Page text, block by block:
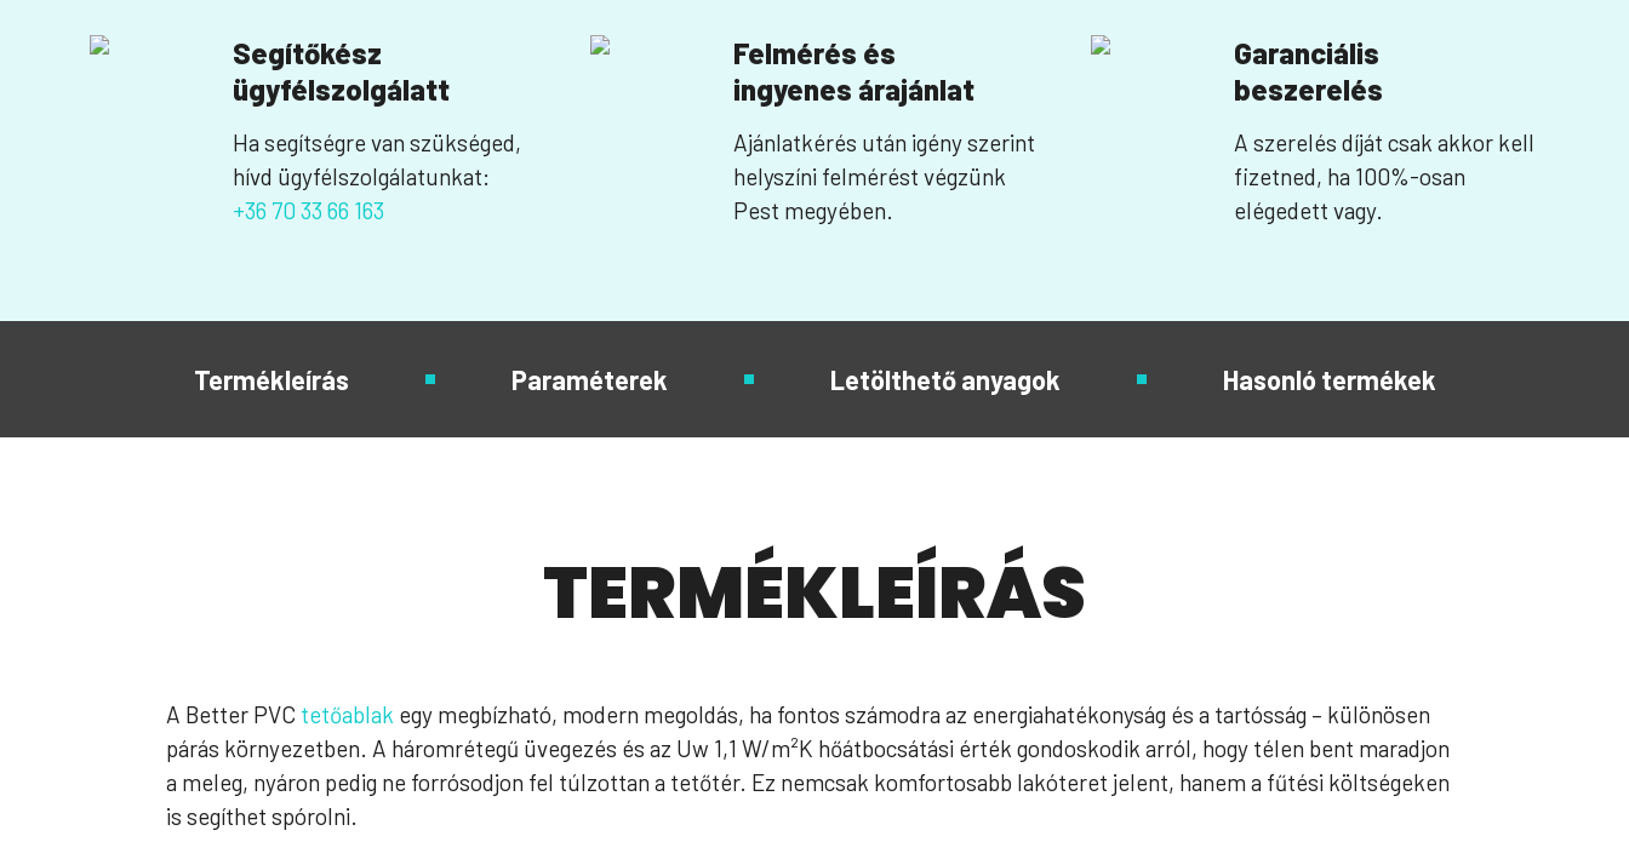
Segítőkész
ügyfélszolgálatt
Ha segítségre van szükséged,
hívd ügyfélszolgálatunkat:
+36 70 33 66 163
Felmérés és
ingyenes árajánlat
Ajánlatkérés után igény szerint
helyszíni felmérést végzünk
Pest megyében.
Garanciális
beszerelés
A szerelés díját csak akkor kell
fizetned, ha 100%-osan
elégedett vagy.
Termékleírás Paraméterek Letölthető anyagok Hasonló termékek
TERMÉKLEÍRÁS
A Better PVC tetőablak egy megbízható, modern megoldás, ha fontos számodra az energiahatékonyság és a tartósság – különösen
párás környezetben. A háromrétegű üvegezés és az Uw 1,1 W/m²K hőátbocsátási érték gondoskodik arról, hogy télen bent maradjon
a meleg, nyáron pedig ne forrósodjon fel túlzottan a tetőtér. Ez nemcsak komfortosabb lakóteret jelent, hanem a fűtési költségeken
is segíthet spórolni.